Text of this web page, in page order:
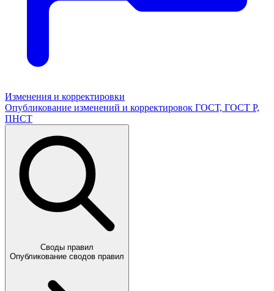
Изменения и корректировки
Опубликование изменений и корректировок ГОСТ, ГОСТ Р,
ПНСТ
Своды правил
Опубликование сводов правил